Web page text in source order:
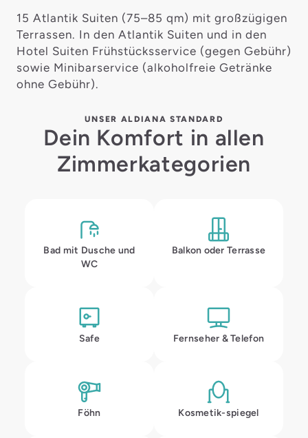
15 Atlantik Suiten (75–85 qm) mit großzügigen
Terrassen. In den Atlantik Suiten und in den
Hotel Suiten Frühstücksservice (gegen Gebühr)
sowie Minibarservice (alkoholfreie Getränke
ohne Gebühr).
UNSER ALDIANA STANDARD
Dein Komfort in allen
Zimmerkategorien
Bad mit Dusche und
WC
Balkon oder Terrasse
Safe Fernseher & Telefon
Föhn Kosmetik-spiegel